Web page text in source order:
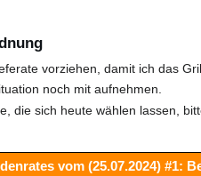
vorziehen, damit ich das
noch mit aufnehmen.
die sich heute wählen lassen,
vom (25.07.2024) #1: